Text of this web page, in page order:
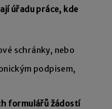
úřadu práce, kde
schránky, nebo
podpisem,
formulářů žádostí